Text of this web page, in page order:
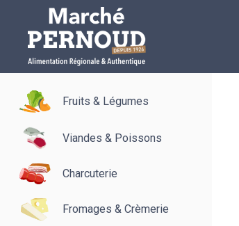
Fruits & Légumes
Viandes & Poissons
Charcuterie
Fromages & Crèmerie